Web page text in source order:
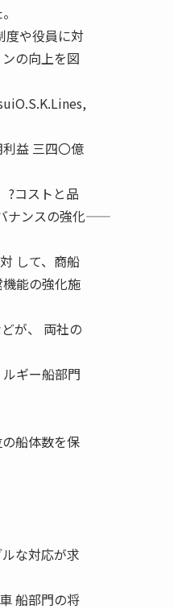
度や役員に対
の向上を図
益 三四〇億
?コストと品
ンスの強化――
して、商船
能の強化施
が、 両社の
ギー船部門
船体数を保
な対応が求
船部門の将